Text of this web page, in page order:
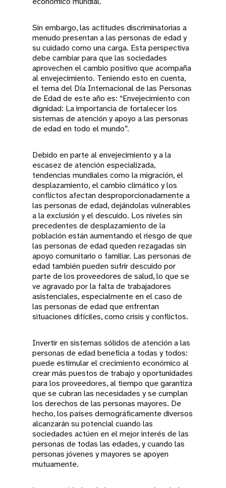
Sin embargo, las actitudes discriminatorias a
menudo presentan a las personas de edad y
su cuidado como una carga. Esta perspectiva
debe cambiar para que las sociedades
aprovechen el cambio positivo que acompaña
al envejecimiento. Teniendo esto en cuenta,
el tema del Día Internacional de las Personas
de Edad de este año es: “Envejecimiento con
dignidad: La importancia de fortalecer los
sistemas de atención y apoyo a las personas
de edad en todo el mundo”.
Debido en parte al envejecimiento y a la
escasez de atención especializada,
tendencias mundiales como la migración, el
desplazamiento, el cambio climático y los
conflictos afectan desproporcionadamente a
las personas de edad, dejándolas vulnerables
a la exclusión y el descuido. Los niveles sin
precedentes de desplazamiento de la
población están aumentando el riesgo de que
las personas de edad queden rezagadas sin
apoyo comunitario o familiar. Las personas de
edad también pueden sufrir descuido por
parte de los proveedores de salud, lo que se
ve agravado por la falta de trabajadores
asistenciales, especialmente en el caso de
las personas de edad que enfrentan
situaciones difíciles, como crisis y conflictos.
Invertir en sistemas sólidos de atención a las
personas de edad beneficia a todas y todos:
puede estimular el crecimiento económico al
crear más puestos de trabajo y oportunidades
para los proveedores, al tiempo que garantiza
que se cubran las necesidades y se cumplan
los derechos de las personas mayores. De
hecho, los países demográficamente diversos
alcanzarán su potencial cuando las
sociedades actúen en el mejor interés de las
personas de todas las edades, y cuando las
personas jóvenes y mayores se apoyen
mutuamente.